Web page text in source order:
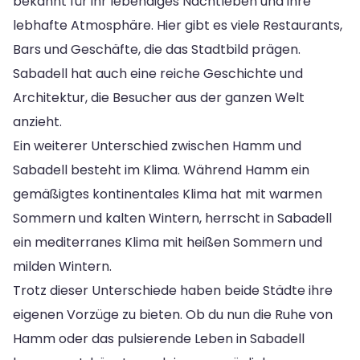
lebhafte Atmosphäre. Hier gibt es viele Restaurants,
Bars und Geschäfte, die das Stadtbild prägen.
Sabadell hat auch eine reiche Geschichte und
Architektur, die Besucher aus der ganzen Welt
anzieht.
Ein weiterer Unterschied zwischen Hamm und
Sabadell besteht im Klima. Während Hamm ein
gemäßigtes kontinentales Klima hat mit warmen
Sommern und kalten Wintern, herrscht in Sabadell
ein mediterranes Klima mit heißen Sommern und
milden Wintern.
Trotz dieser Unterschiede haben beide Städte ihre
eigenen Vorzüge zu bieten. Ob du nun die Ruhe von
Hamm oder das pulsierende Leben in Sabadell